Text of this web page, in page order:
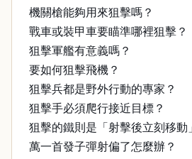
機關槍能夠用來狙擊嗎？
戰車或裝甲車要瞄準哪裡狙擊？
狙擊軍艦有意義嗎？
要如何狙擊飛機？
狙擊兵都是野外行動的專家？
狙擊手必須爬行接近目標？
狙擊的鐵則是「射擊後立刻移動
萬一首發子彈射偏了怎麼辦？